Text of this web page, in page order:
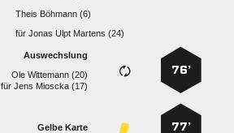
  
für   
76’
Auswechslung
  
für  
77’
Gelbe Karte